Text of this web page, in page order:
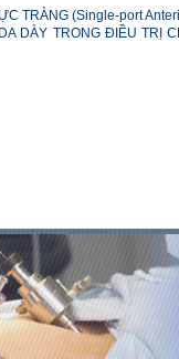
TRÀNG (Single-port
DÀY TRONG ĐIỀU TRỊ